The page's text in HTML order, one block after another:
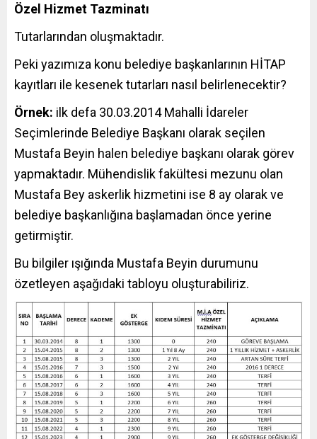
Özel Hizmet Tazminatı
Tutarlarından oluşmaktadır.
Peki yazımıza konu belediye başkanlarının HİTAP
kayıtları ile kesenek tutarları nasıl belirlenecektir?
Örnek: ilk defa 30.03.2014 Mahalli İdareler
Seçimlerinde Belediye Başkanı olarak seçilen
Mustafa Beyin halen belediye başkanı olarak görev
yapmaktadır. Mühendislik fakültesi mezunu olan
Mustafa Bey askerlik hizmetini ise 8 ay olarak ve
belediye başkanlığına başlamadan önce yerine
getirmiştir.
Bu bilgiler ışığında Mustafa Beyin durumunu
özetleyen aşağıdaki tabloyu oluşturabiliriz.